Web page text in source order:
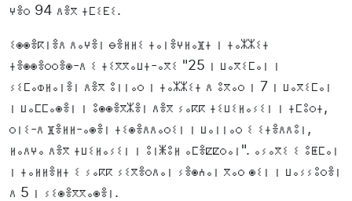
ⵖⴻⵔ 94 ⴷⴻⴳ ⵜⵎⵉⴹⵉ.
ⵉⵙⵙⴻⴽⵏⴻⴷ ⴷⴰⵖⴻⵏ ⴱⴻⵍⵍⵉ ⵜⴰⵏⴻⵖⵍⴰⴼⵜ ⵏ ⵜⴰⵣⵣⵉⵜ
ⵜⴻⵙⵙⴻⵔⵔⴻⵙ-ⴷ ⵉ ⵜⵉⴳⴳⴰⵡⵜ-ⴰⴳⵉ "25 ⵏ ⵡⴰⴳⵉⵎⴰⵏ ⵏ
ⵢⵉⵎⴰⵀⵍⴰⵏⴻⵏ ⴷⴻⴳ ⵓⵏⵏⴰⵔ ⵏ ⵜⴰⵣⵣⵉⵜ ⴷ ⵓⴳⴰⵔ ⵏ 7 ⵏ ⵡⴰⴳⵉⵎⴰⵏ
ⵏ ⵡⴰⵎⵎⴰⵙⴻⵏ ⵏ ⵓⵙⵙⴻⴳⵣⴻⵏ ⴷⴻⴳ ⵢⴰⴽⴽ ⵜⵉⵡⵉⵍⴰⵢⵉⵏ ⵏ ⵜⵎⵓⵔⵜ,
ⵔⵏⵉ-ⴷ ⴼⴻⵍⵍ-ⴰⵙⴻⵏ ⵜⵉⵙⴻⴷⴷⴰⵔⵉⵏ ⵏ ⵡⴰⵏⵏⴰⵔ ⵉ ⵉⵜⴻⴷⴷⵓⵏ,
ⵍⴰⴷⵖⴰ ⴷⴻⴳ ⵜⵡⵉⵍⴰⵢⵉⵏ ⵏ ⵓⵏⵥⵓⵍ ⴰⵎⴻⵇⵇⵔⴰⵏ". ⴰⵢⴰⴳⵉ ⵉ ⵓⵟⵎⴰⵏ
ⵏ ⵜⴰⵍⵍⴻⵍⵜ ⵉ ⵢⴰⴽⴽ ⵢⵉⴳⴻⵔⴷⴰⵏ ⵢⴻⵙⵄⴰⵏ ⴳⴰⵔ ⵙⵉⵏ ⵏ ⵡⴰⵢⵢⵓⵔⴻⵏ
ⴷ 5 ⵏ ⵢⵉⵙⴻⴳⴳⴰⵙⴻⵏ.